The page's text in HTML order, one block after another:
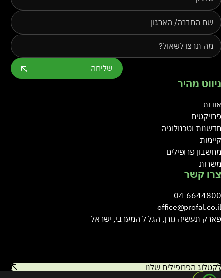
שליחה
צרו קשר
04-6644800
office@profal.co.il
פארק תעשיה גורן, הגליל המערבי, ישראל
לקטלוג הפרופילים שלנו
ניווט מהיר
אודות
פרויקטים
חדשנות וטכנולוגיה
קיימות
מחשבון פרופילים
משרות